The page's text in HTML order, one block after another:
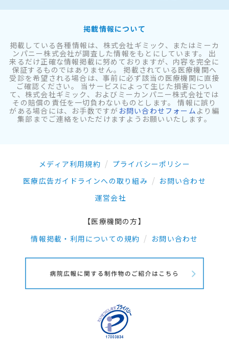
掲載情報について
掲載している各種情報は、株式会社ギミック、またはミーカ
ンパニー株式会社が調査した情報をもとにしています。 出
来るだけ正確な情報掲載に努めておりますが、内容を完全に
保証するものではありません。 掲載されている医療機関へ
受診を希望される場合は、事前に必ず該当の医療機関に直接
ご確認ください。 当サービスによって生じた損害につい
て、株式会社ギミック、およびミーカンパニー株式会社では
その賠償の責任を一切負わないものとします。 情報に誤り
がある場合には、お手数ですが お問い合わせフォーム より編
集部までご連絡をいただけますようお願いいたします。
メディア利用規約
プライバシーポリシー
医療広告ガイドラインへの取り組み
お問い合わせ
運営会社
【医療機関の方】
情報掲載・利用についての規約
お問い合わせ